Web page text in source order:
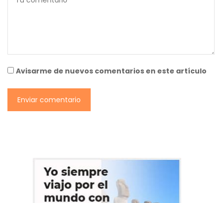
Avisarme de nuevos comentarios en este artículo